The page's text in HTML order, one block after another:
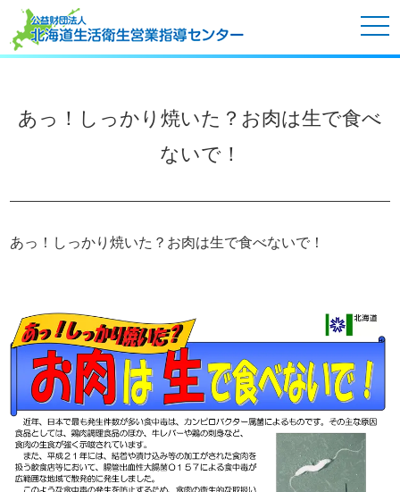
あっ！しっかり焼いた？お肉は生で食べ
ないで！
あっ！しっかり焼いた？お肉は生で食べないで！